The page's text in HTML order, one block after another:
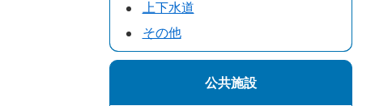
上下水道
その他
公共施設